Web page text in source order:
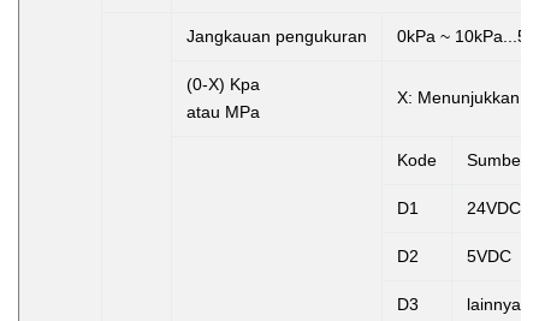
Jangkauan pengukuran 0kPa ~
(0-X) Kpa
atau MPa
X: Menunjukkan
Kode Sumber
D1 24VDC
D2 5VDC
D3 lainnya